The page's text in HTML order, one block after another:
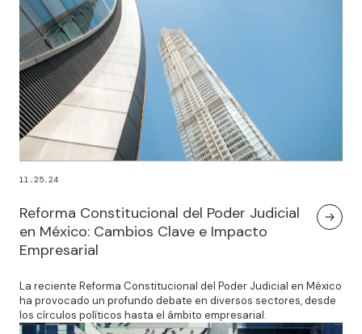
11.25.24
Reforma Constitucional del Poder Judicial
en México: Cambios Clave e Impacto
Empresarial
La reciente Reforma Constitucional del Poder Judicial en México
ha provocado un profundo debate en diversos sectores, desde
los círculos políticos hasta el ámbito empresarial.